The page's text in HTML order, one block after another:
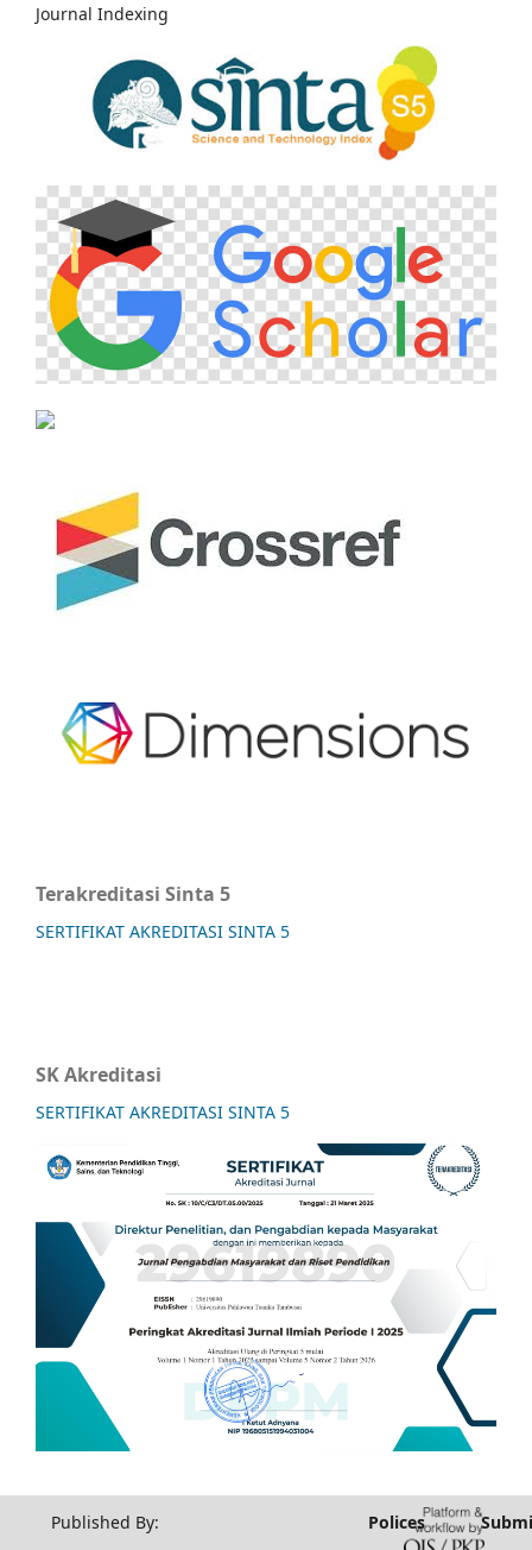
Journal Indexing
Terakreditasi Sinta 5
SERTIFIKAT AKREDITASI SINTA 5
SK Akreditasi
SERTIFIKAT AKREDITASI SINTA 5
Published By:
Polices